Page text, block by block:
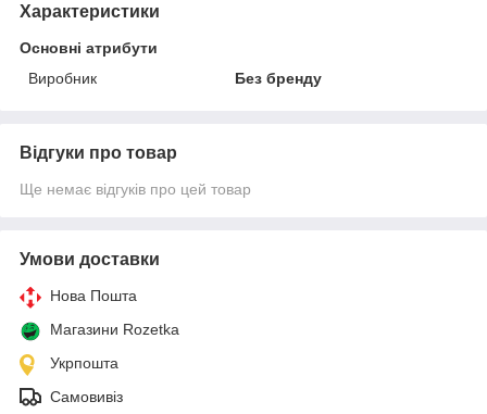
Характеристики
Основні атрибути
Виробник
Без бренду
Відгуки про товар
Ще немає відгуків про цей товар
Умови доставки
Нова Пошта
Магазини Rozetka
Укрпошта
Самовивіз